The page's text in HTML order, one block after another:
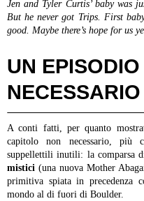
Jen and Tyler Curtis’ baby was
But he never got Trips. First
good. Maybe there’s hope for us
UN
NECESSARIO
A conti fatti, per quanto
capitolo non necessario, più
suppellettili inutili: la comparsa
mistici (una nuova Mother
primitiva spiata in precedenza
mondo al di fuori di Boulder.